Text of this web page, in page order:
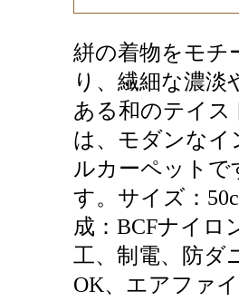
絣の着物をモチ
り、繊細な濃
ある和のテイス
は、モダンな
ルカーペット
す。サイズ：
成：BCFナイロ
工、制電、防ダ
OK、エアファ